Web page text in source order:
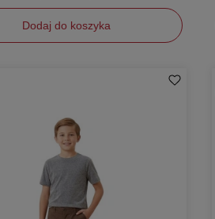
Dodaj do koszyka